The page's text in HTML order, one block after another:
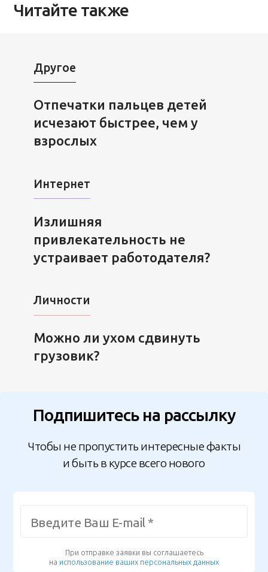
Читайте также
Другое
Отпечатки пальцев детей
исчезают быстрее, чем у
взрослых
Интернет
Излишняя
привлекательность не
устраивает работодателя?
Личности
Можно ли ухом сдвинуть
грузовик?
Подпишитесь на рассылку
Чтобы не пропустить интересные факты
и быть в курсе всего нового
При отправке заявки вы соглашаетесь
на использование ваших персональных данных